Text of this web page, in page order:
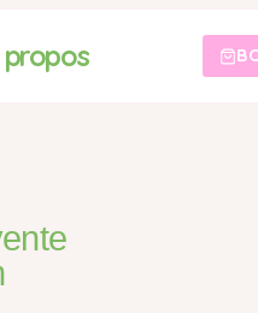
propos